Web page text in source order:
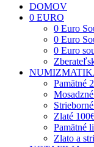
DOMOV
0 EURO
0 Euro
0 Euro
0 Euro
Pamätné
Zlaté
Pamätné
Zlato a